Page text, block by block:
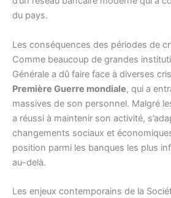
du pays.
Les conséquences des périodes de
Comme beaucoup de grandes
Générale a dû faire face à diverses
Première Guerre mondiale, qui a
massives de son personnel. Malgré
a réussi à maintenir son activité,
changements sociaux et
position parmi les banques les plus
au-delà.
Les enjeux contemporains de la